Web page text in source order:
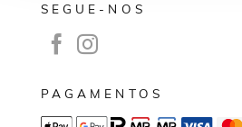
SEGUE-NOS
PAGAMENTOS